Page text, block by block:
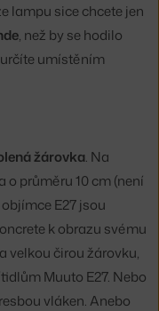
lampu sice chcete jen
, než by se hodilo
umístěním
žárovka. Na
průměru 10 cm (není
E27 jsou
k obrazu svému
velkou čirou žárovku,
Muuto E27. Nebo
vláken. Anebo